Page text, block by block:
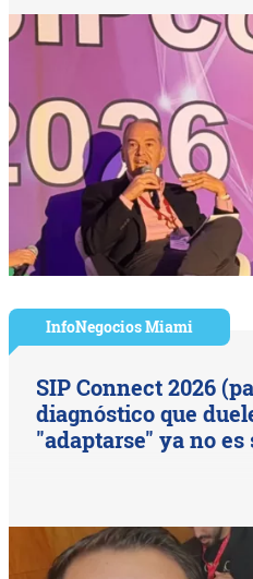
InfoNegocios Miami
SIP Connect 2026
diagnóstico que
"adaptarse" ya no